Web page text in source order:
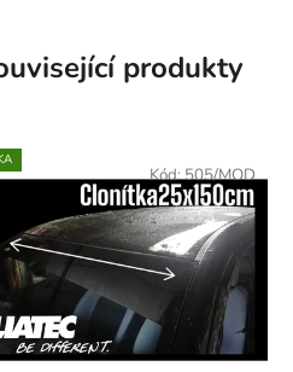
produkty
Kód:505/MOD